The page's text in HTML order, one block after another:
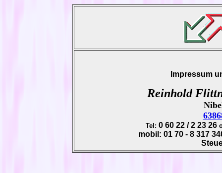
Impressum
Reinhold
Tel: 0 60 22 / 2 23 26
mobil: 01 70 - 8 317